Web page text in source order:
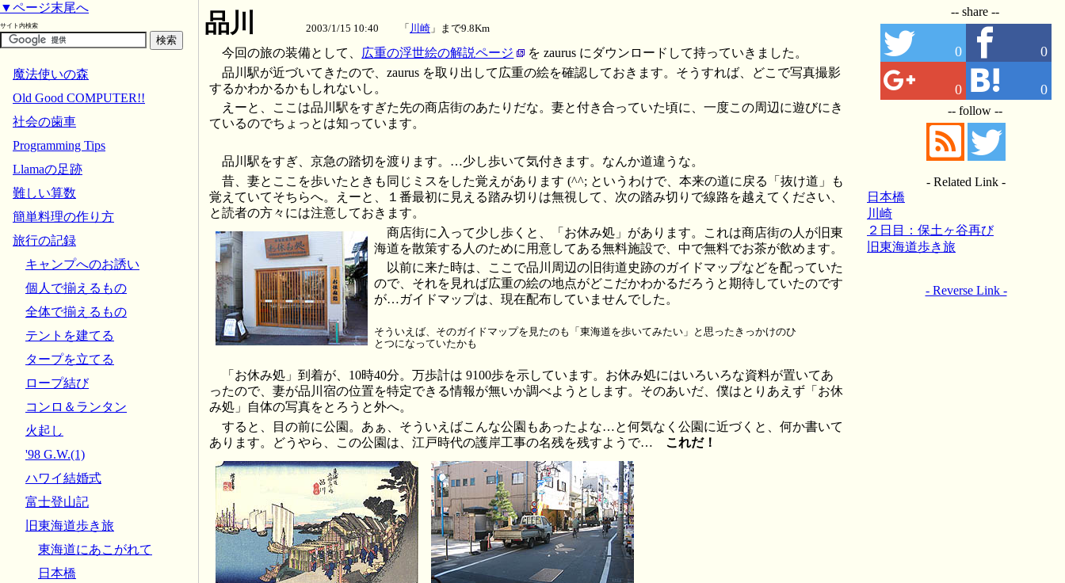
品川 2003/1/15 10:40 「 川崎 」まで9.8Km
今回の旅の装備として、 広重の浮世絵の解説ページ
を zaurus にダウンロードして持っていきました。
品川駅が近づいてきたので、zaurus を取り出して広重の絵を確認しておきます。そうすれば、どこで写真撮影
するかわかるかもしれないし。
えーと、ここは品川駅をすぎた先の商店街のあたりだな。妻と付き合っていた頃に、一度この周辺に遊びにき
ているのでちょっとは知っています。
品川駅をすぎ、京急の踏切を渡ります。…少し歩いて気付きます。なんか道違うな。
昔、妻とここを歩いたときも同じミスをした覚えがあります (^^; というわけで、本来の道に戻る「抜け道」も
覚えていてそちらへ。えーと、１番最初に見える踏み切りは無視して、次の踏み切りで線路を越えてください、
と読者の方々には注意しておきます。
商店街に入って少し歩くと、「お休み処」があります。これは商店街の人が旧東
海道を散策する人のために用意してある無料施設で、中で無料でお茶が飲めます。
以前に来た時は、ここで品川周辺の旧街道史跡のガイドマップなどを配っていた
ので、それを見れば広重の絵の地点がどこだかわかるだろうと期待していたのです
が…ガイドマップは、現在配布していませんでした。
そういえば、そのガイドマップを見たのも「東海道を歩いてみたい」と思ったきっかけのひ
とつになっていたかも
「お休み処」到着が、10時40分。万歩計は 9100歩を示しています。お休み処にはいろいろな資料が置いてあ
ったので、妻が品川宿の位置を特定できる情報が無いか調べようとします。そのあいだ、僕はとりあえず「お休
み処」自体の写真をとろうと外へ。
すると、目の前に公園。あぁ、そういえばこんな公園もあったよな…と何気なく公園に近づくと、何か書いて
あります。どうやら、この公園は、江戸時代の護岸工事の名残を残すようで… これだ！
-- share --
0 0
0 0
-- follow --
- Related Link -
日本橋
川崎
２日目：保土ヶ谷再び
旧東海道歩き旅
- Reverse Link -
▼ページ末尾へ
サイト内検索
魔法使いの森
Old Good COMPUTER!!
社会の歯車
Programming Tips
Llamaの足跡
難しい算数
簡単料理の作り方
旅行の記録
キャンプへのお誘い
個人で揃えるもの
全体で揃えるもの
テントを建てる
タープを立てる
ロープ結び
コンロ＆ランタン
火起し
'98 G.W.(1)
ハワイ結婚式
富士登山記
旧東海道歩き旅
東海道にあこがれて
日本橋